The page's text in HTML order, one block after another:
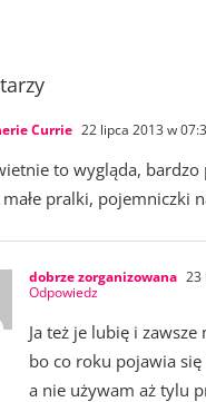
Currie 22 lipca 2013 w
to wygląda,
pralki, pojemniczki
dobrze zorganizowana 23
Odpowiedz
Ja też je lubię i
bo co roku pojawia
a nie używam aż tylu